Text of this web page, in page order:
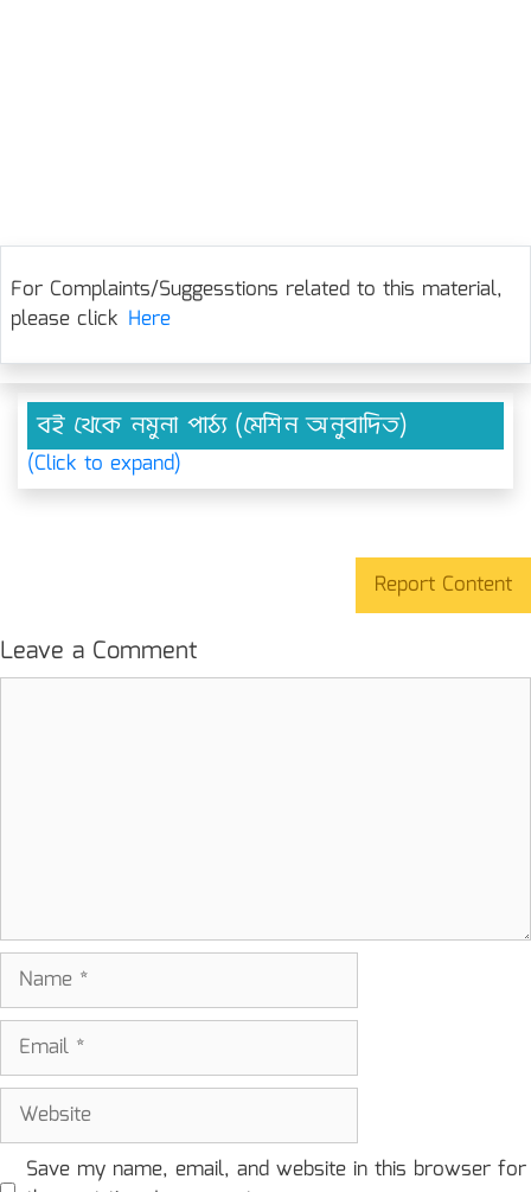
For Complaints/Suggesstions related to this material,
please click Here
বই থেকে নমুনা পাঠ্য (মেশিন অনুবাদিত)
(Click to expand)
Report Content
Leave a Comment
Name
Email
Website
Save my name, email, and website in this browser for